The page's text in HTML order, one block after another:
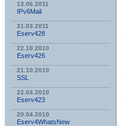
13.06.2011
IPv6Mail
21.03.2011
Eserv428
22.10.2010
Eserv426
21.10.2010
SSL
22.04.2010
Eserv423
20.04.2010
Eserv4WhatsNew